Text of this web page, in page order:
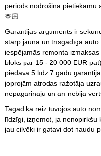
periods nodrošina pietiekamu
🫶🏻
Garantijas arguments ir
starp jauna un trīsgadīga
iespējamās remonta
bloks par 15 - 20 000 EUR
piedāvā 5 līdz 7 gadu
joprojām atrodas ražotāja
nepagarināju un arī nebija
Tagad kā reiz tuvojos auto
līdzīgi, izņemot, ja nenopirkšu
jau cilvēki ir gatavi dot naudu